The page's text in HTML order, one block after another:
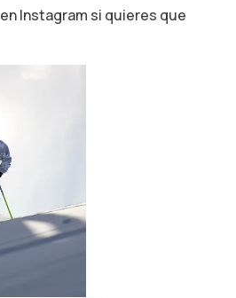
en Instagram si quieres que